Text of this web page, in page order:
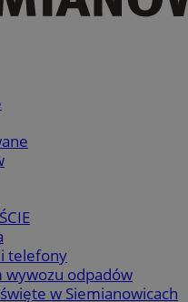
telefony
odpadów
w Siemianowicach